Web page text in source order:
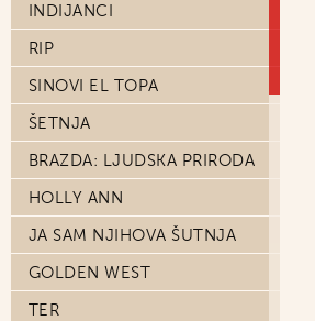
INDIJANCI
RIP
SINOVI EL TOPA
ŠETNJA
BRAZDA: LJUDSKA PRIRODA
HOLLY ANN
JA SAM NJIHOVA ŠUTNJA
GOLDEN WEST
TER